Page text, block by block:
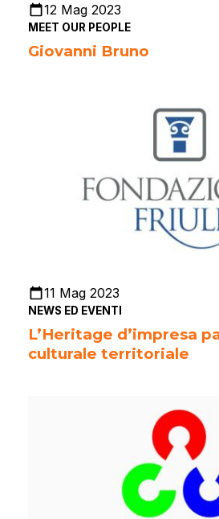
12 Mag 2023
MEET OUR PEOPLE
Giovanni Bruno
11 Mag 2023
NEWS ED EVENTI
L’Heritage d’impresa
culturale territoriale